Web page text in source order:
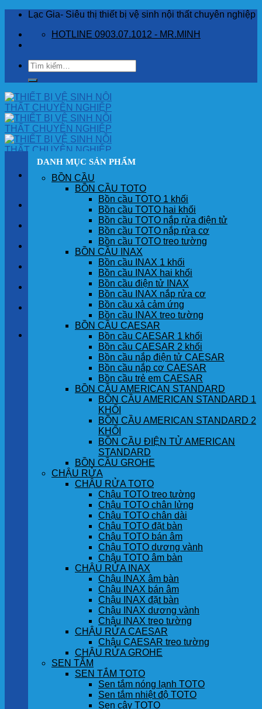
Skip
content
Lạc Gia- Siêu thị thiết bị vệ sinh nội thất chuyên nghiệp
HOTLINE 0903.07.1012 - MR.MINH
Tìm
kiếm:
SẢN PHẨM
GÓC KHÁCH HÀNG
Chưa có sản phẩm trong giỏ hàng.
DANH MỤC SẢN PHẨM
BỒN CẦU
BỒN CẦU TOTO
Bồn cầu TOTO 1 khối
Bồn cầu TOTO hai khối
Bồn cầu TOTO nắp rửa điện tử
Bồn cầu TOTO nắp rửa cơ
Bồn cầu TOTO treo tường
BỒN CẦU INAX
Bồn cầu INAX 1 khối
Bồn cầu INAX hai khối
Bồn cầu điện tử INAX
Bồn cầu INAX nắp rửa cơ
Bồn cầu xả cảm ứng
Bồn cầu INAX treo tường
BỒN CẦU CAESAR
Bồn cầu CAESAR 1 khối
Bồn cầu CAESAR 2 khối
Bồn cầu nắp điện tử CAESAR
Bồn cầu nắp cơ CAESAR
Bồn cầu trẻ em CAESAR
BỒN CẦU AMERICAN STANDARD
BỒN CẦU AMERICAN STANDARD 1
KHỐI
BỒN CẦU AMERICAN STANDARD 2
KHỐI
BỒN CẦU ĐIỆN TỬ AMERICAN
STANDARD
BỒN CẦU GROHE
CHẬU RỬA
CHẬU RỬA TOTO
Chậu TOTO treo tường
Chậu TOTO chân lửng
Chậu TOTO chân dài
Chậu TOTO đặt bàn
Chậu TOTO bán âm
Chậu TOTO dương vành
Chậu TOTO âm bàn
CHẬU RỬA INAX
Chậu INAX âm bàn
Chậu INAX bán âm
Chậu INAX đặt bàn
Chậu INAX dương vành
Chậu INAX treo tường
CHẬU RỬA CAESAR
Chậu CAESAR treo tường
CHẬU RỬA GROHE
SEN TẮM
SEN TẮM TOTO
Sen tắm nóng lạnh TOTO
Sen tắm nhiệt độ TOTO
Sen cây TOTO